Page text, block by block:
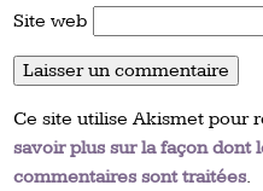
Site web
Ce site utilise Akismet pour
savoir plus sur la façon dont
commentaires sont traitées.